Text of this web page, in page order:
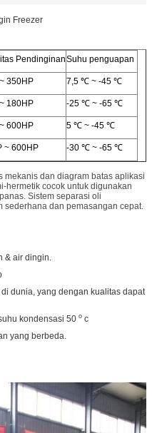
Freezer
PendinginanSuhu penguapan
350HP 7,5 ℃ ~ -45 ℃
180HP -25 ℃ ~ -65 ℃
600HP 5 ℃ ~ -45 ℃
~ 600HP -30 ℃ ~ -65 ℃
dan diagram batas aplikasi
hermetik cocok untuk digunakan
Sistem separasi oli
sederhana dan pemasangan cepat.
& air dingin.
dunia, yang dengan kualitas dapat
kondensasi 50 o c
yang berbeda.